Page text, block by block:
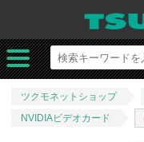
ツクモネットショップ
NVIDIAビデオカード